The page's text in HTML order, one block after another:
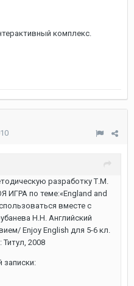
комплекс.
разработку Т.М.
по теме:«England and
вместе с
Н.Н. Английский
Enjoy English для 5-6 кл.
2008
записки: